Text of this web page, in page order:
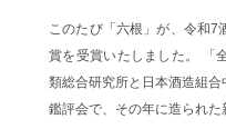
このたび「六根」が、令和7
賞を受賞いたしました。 「
類総合研究所と日本酒造組
鑑評会で、その年に造られ